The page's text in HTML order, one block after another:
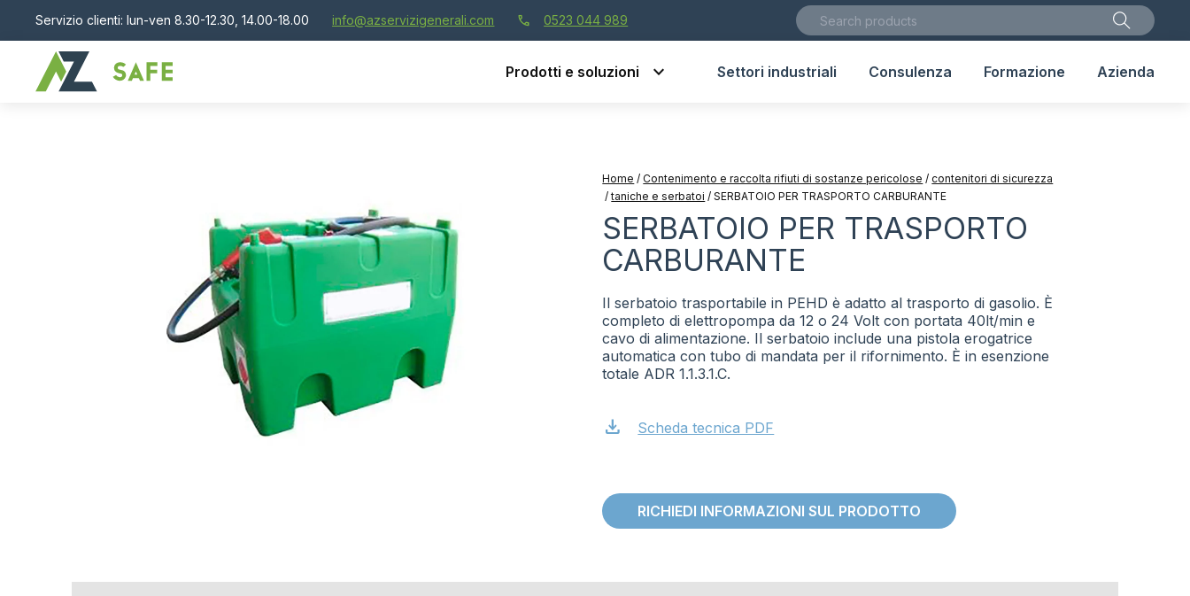
Servizio clienti: lun-ven 8.30-12.30, 14.00-18.00 info@azservizigenerali.com call 0523 044 989
Prodotti e soluzioni Settori industriali Consulenza Formazione Azienda
Home / Contenimento e raccolta rifiuti di sostanze pericolose / contenitori di sicurezza
/ taniche e serbatoi / SERBATOIO PER TRASPORTO CARBURANTE
SERBATOIO PER TRASPORTO
CARBURANTE
Il serbatoio trasportabile in PEHD è adatto al trasporto di gasolio. È
completo di elettropompa da 12 o 24 Volt con portata 40lt/min e
cavo di alimentazione. Il serbatoio include una pistola erogatrice
automatica con tubo di mandata per il rifornimento. È in esenzione
totale ADR 1.1.3.1.C.
download Scheda tecnica PDF
RICHIEDI INFORMAZIONI SUL PRODOTTO